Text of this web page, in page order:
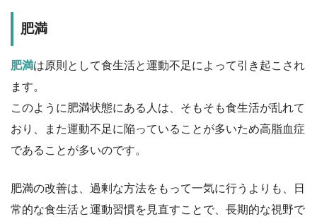
肥満
肥満は原則として食生活と運動不足によって引き起こされ
ます。
このように肥満状態にある人は、そもそも食生活が乱れて
おり、また運動不足に陥っていることが多いため高脂血症
であることが多いのです。
肥満の改善は、過剰な方法をもって一気に行うよりも、日
常的な食生活と運動習慣を見直すことで、長期的な視野で